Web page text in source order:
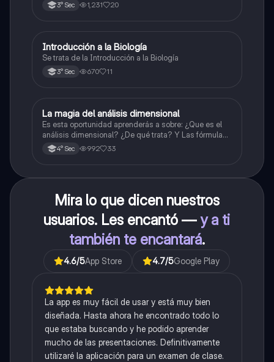
3° Sec 1,231 20
Biología
Introducción a la Biología
Se trata de la Introducción a la Biología
3° Sec 670 11
Física
La magia del análisis dimensional
Es esta oportunidad aprenderás a sobre: ¿Que es el
análisis dimensional? ¿De qué trata? Y Las fórmulas
de las magnitudes fundamentales y derivadas.
4° Sec 992 33
Mira lo que dicen nuestros
usuarios. Les encantó —y a ti
también te encantará.
4.6/5App Store 4.7/5Google Play
La app es muy fácil de usar y está muy bien
diseñada. Hasta ahora he encontrado todo lo
que estaba buscando y he podido aprender
mucho de las presentaciones. Definitivamente
utilizaré la aplicación para un examen de clase.